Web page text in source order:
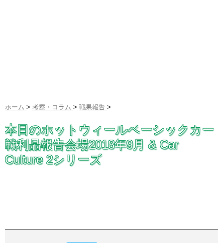
ホーム > 考察・コラム > 戦果報告 >
本日のホットウィールベーシックカー
戦利品報告会場2018年9月 & Car
Culture 2シリーズ